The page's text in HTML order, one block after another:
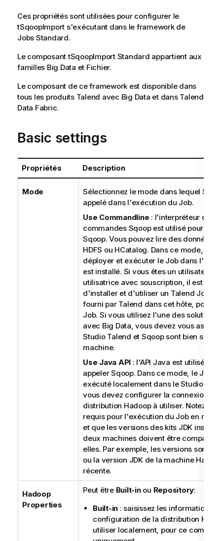
Ces propriétés sont utilisées pour configurer le
tSqoopImport s'exécutant dans le framework de
Jobs Standard.
Le composanttSqoopImport Standard appartient aux
familles Big Data et Fichier.
Le composant de ce framework est disponible dans
tous les produits Talend avec Big Data et dans Talend
Data Fabric.
Basic settings
Propriétés Description
Mode
Sélectionnez le mode dans lequel
appelé dans l'exécution du Job.
Use Commandline : l'interpréteur de
commandes Sqoop est utilisé pour
Sqoop. Vous pouvez lire des donnés
HDFS ou HCatalog. Dans ce mode,
déployer et exécuter le Job dans l'hôte
est installé. Si vous êtes un utilisateur
utilisatrice avec souscription, il est
d'installer et d'utiliser un Talend
fourni par Talend dans cet hôte, pour
Job. Si vous utilisez l'une des solutions
avec Big Data, vous devez vous
Studio Talend et Sqoop sont bien sur la
machine.
Use Java API : l'API Java est utilisée
appeler Sqoop. Dans ce mode, le Job
exécuté localement dans leStudio
vous devez configurer la connexion à
distribution Hadoop à utiliser. Notez
requis pour l'exécution du Job en
et que les versions des kits JDK
deux machines doivent être
elles. Par exemple, les versions sont
ou la version JDK de la machine
récente.
Hadoop
Properties
Peut être Built-inou Repository:
Built-in : saisissez les informations
configuration de la distribution
utiliser localement, pour ce